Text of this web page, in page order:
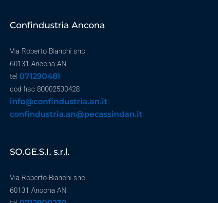
Confindustria Ancona
Via Roberto Bianchi snc
60131 Ancona AN
tel 071290481
cod fisc 80002530428
info@confindustria.an.it
confindustria.an@pecassindan.it
SO.GE.S.I. s.r.l.
Via Roberto Bianchi snc
60131 Ancona AN